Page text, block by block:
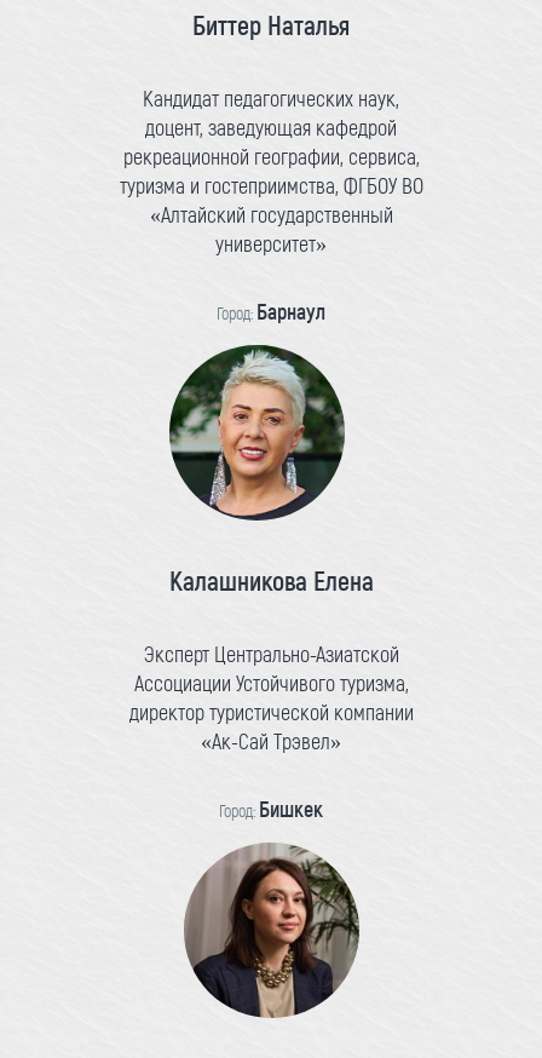
Биттер Наталья
Кандидат педагогических наук,
доцент, заведующая кафедрой
рекреационной географии, сервиса,
туризма и гостеприимства, ФГБОУ ВО
«Алтайский государственный
университет»
Город: Барнаул
Калашникова Елена
Эксперт Центрально-Азиатской
Ассоциации Устойчивого туризма,
директор туристической компании
«Ак-Сай Трэвел»
Город: Бишкек